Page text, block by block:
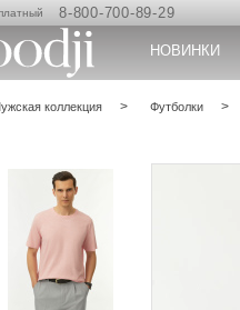
8-800-700-89-29
НОВИНКИ
коллекция Футболки